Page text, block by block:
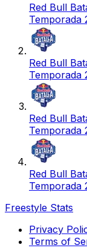
Red Bull
Temporada
Red Bull
Temporada
Red Bull
Temporada
Red Bull
Temporada
Freestyle Stats
Privacy
Terms of